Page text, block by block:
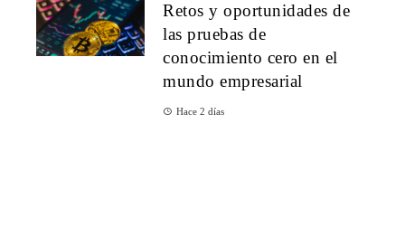
Retos y oportunidades de
las pruebas de
conocimiento cero en el
mundo empresarial
Hace 2 días